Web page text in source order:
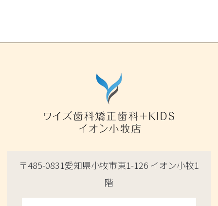
ご自身の歯を削る場合があります。
・治療時に出血を伴う可能性がありま
ります。
・顎の骨が痩せると入れ歯が合わなくな
り、調整（修理）が必要になる場合があ
〒485-0831愛知県小牧市東1-126 イオン小牧1
階